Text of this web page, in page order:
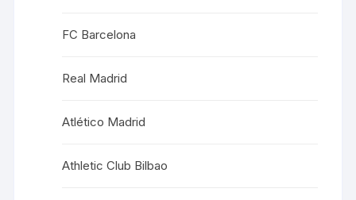
FC Barcelona
Real Madrid
Atlético Madrid
Athletic Club Bilbao